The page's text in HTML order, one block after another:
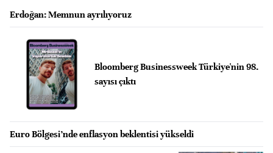
Erdoğan: Memnun ayrılıyoruz
Bloomberg Businessweek Türkiye'nin 98.
sayısı çıktı
Euro Bölgesi’nde enflasyon beklentisi yükseldi